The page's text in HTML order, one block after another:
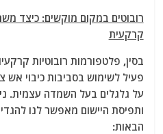
at
s
A
p
p
e
g
ra
m
ai
l
itt
er
רובוטים במקום מוקשים: כיצד
קרקעית
בסין, פלטפורמות רובוטיות
פעיל לשימוש בסביבות כיבוי אש
על גלגלים בעל השמדה עצמית.
ותפיסת היישום מאפשר לנו
הבאות: